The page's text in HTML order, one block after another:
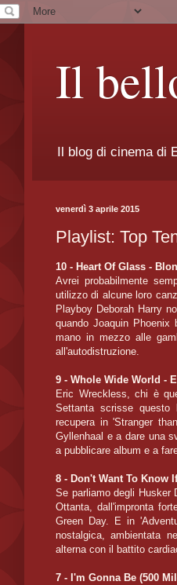
Il
Il blog di cinema di
venerdì 3 aprile 2015
Playlist: Top
10 - Heart Of Glass -
Avrei probabilmente
utilizzo di alcune loro
Playboy Deborah Harry
quando Joaquin Phoenix
mano in mezzo alle
all'autodistruzione.
9 - Whole Wide World -
Eric Wreckless, chi è
Settanta scrisse questo
recupera in 'Stranger
Gyllenhaal e a dare una
a pubblicare album e a
8 - Don't Want To Know
Se parliamo degli Husker
Ottanta, dall'impronta
Green Day. E in
nostalgica, ambientata
alterna con il battito
7 - I'm Gonna Be (500